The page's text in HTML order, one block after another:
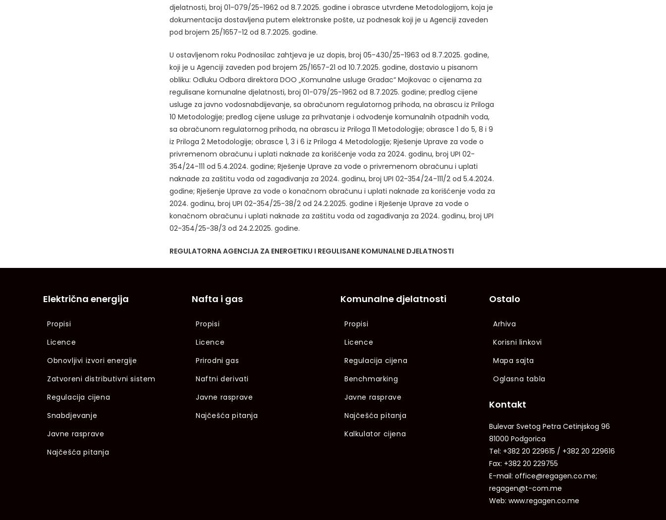
djelatnosti, broj 01-079/25-1962 od 8.7.2025. godine i obrasce utvrđene Metodologijom, koja je
dokumentacija dostavljena putem elektronske pošte, uz podnesak koji je u Agenciji zaveden
pod brojem 25/1657-12 od 8.7.2025. godine.
U ostavljenom roku Podnosilac zahtjeva je uz dopis, broj 05-430/25-1963 od 8.7.2025. godine,
koji je u Agenciji zaveden pod brojem 25/1657-21 od 10.7.2025. godine, dostavio u pisanom
obliku: Odluku Odbora direktora DOO „Komunalne usluge Gradac“ Mojkovac o cijenama za
regulisane komunalne djelatnosti, broj 01-079/25-1962 od 8.7.2025. godine; predlog cijene
usluge za javno vodosnabdijevanje, sa obračunom regulatornog prihoda, na obrascu iz Priloga
10 Metodologije; predlog cijene usluge za prihvatanje i odvođenje komunalnih otpadnih voda,
sa obračunom regulatornog prihoda, na obrascu iz Priloga 11 Metodologije; obrasce 1 do 5, 8 i 9
iz Priloga 2 Metodologije; obrasce 1, 3 i 6 iz Priloga 4 Metodologije; Rješenje Uprave za vode o
privremenom obračunu i uplati naknade za korišćenje voda za 2024. godinu, broj UPI 02-
354/24-111 od 5.4.2024. godine; Rješenje Uprave za vode o privremenom obračunu i uplati
naknade za zaštitu voda od zagađivanja za 2024. godinu, broj UPI 02-354/24-111/2 od 5.4.2024.
godine; Rješenje Uprave za vode o konačnom obračunu i uplati naknade za korišćenje voda za
2024. godinu, broj UPI 02-354/25-38/2 od 24.2.2025. godine i Rješenje Uprave za vode o
konačnom obračunu i uplati naknade za zaštitu voda od zagađivanja za 2024. godinu, broj UPI
02-354/25-38/3 od 24.2.2025. godine.
REGULATORNA AGENCIJA ZA ENERGETIKU I REGULISANE KOMUNALNE DJELATNOSTI
Električna energija
Propisi
Licence
Obnovljivi izvori energije
Zatvoreni distributivni sistem
Regulacija cijena
Snabdjevanje
Javne rasprave
Najčešća pitanja
Nafta i gas
Propisi
Licence
Prirodni gas
Naftni derivati
Javne rasprave
Najčešća pitanja
Komunalne djelatnosti
Propisi
Licence
Regulacija cijena
Benchmarking
Javne rasprave
Najčešća pitanja
Kalkulator cijena
Ostalo
Arhiva
Korisni linkovi
Mapa sajta
Oglasna tabla
Kontakt
Bulevar Svetog Petra Cetinjskog 96
81000 Podgorica
Tel: +382 20 229615 / +382 20 229616
Fax: +382 20 229755
E-mail: office@regagen.co.me;
regagen@t-com.me
Web: www.regagen.co.me